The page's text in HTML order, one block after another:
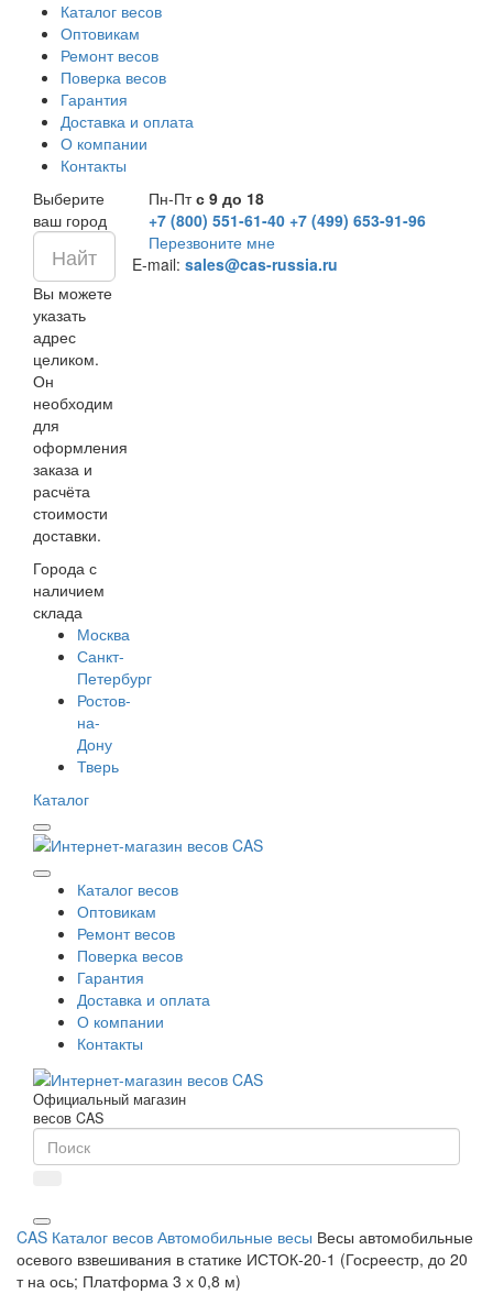
Каталог весов
Оптовикам
Ремонт весов
Поверка весов
Гарантия
Доставка и оплата
О компании
Контакты
Выберите
ваш город
Вы можете
указать
адрес
целиком.
Он
необходим
для
оформления
заказа и
расчёта
стоимости
доставки.
Города с
наличием
склада
Москва
Санкт-
Петербург
Ростов-
на-
Дону
Тверь
Пн-Птс 9 до 18
+7 (800) 551-61-40 +7 (499) 653-91-96
Перезвоните мне
E-mail: sales@cas-russia.ru
Каталог
Каталог весов
Оптовикам
Ремонт весов
Поверка весов
Гарантия
Доставка и оплата
О компании
Контакты
Официальный магазин
весов CAS
CAS Каталог весов Автомобильные весы Весы автомобильные
осевого взвешивания в статике ИСТОК-20-1 (Госреестр, до 20
т на ось; Платформа 3 х 0,8 м)